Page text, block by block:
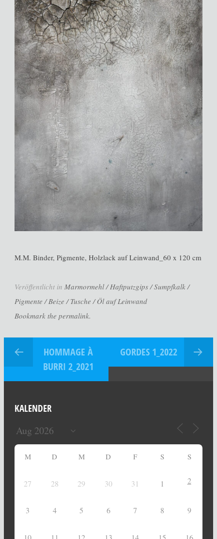
M.M. Binder, Pigmente, Holzlack auf Leinwand_60 x 120 cm
Veröffentlicht in Marmormehl / Haftputzgips / Sumpfkalk /
Pigmente / Beize / Tusche / Öl auf Leinwand
Bookmark the permalink.
HOMMAGE À
BURRI 2_2021
GORDES 1_2022
KALENDER
M D M D F S S
27 28 29 30 31 1 2
3 4 5 6 7 8 9